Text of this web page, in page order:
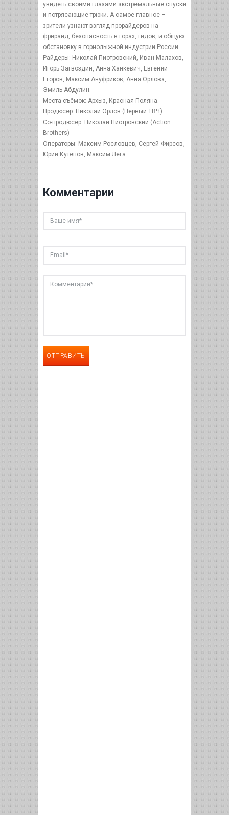
увидеть своими глазами экстремальные спуски
и потрясающие трюки. А самое главное –
зрители узнают взгляд прорайдеров на
фрирайд, безопасность в горах, гидов, и общую
обстановку в горнолыжной индустрии России.
Райдеры: Николай Пиотровский, Иван Малахов,
Игорь Загвоздин, Анна Ханкевич, Евгений
Егоров, Максим Ануфриков, Анна Орлова,
Эмиль Абдулин.
Места съёмок: Архыз, Красная Поляна.
Продюсер: Николай Орлов (Первый ТВЧ)
Со-продюсер: Николай Пиотровский (Action
Brothers)
Операторы: Максим Рословцев, Сергей Фирсов,
Юрий Кутепов, Максим Лега
Комментарии